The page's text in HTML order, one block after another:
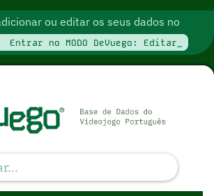
ou editar os seus dados no
Entrar no MODO DeVuego: Editar_